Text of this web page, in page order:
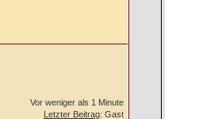
Vor weniger als 1 Minute
Letzter Beitrag: Gast